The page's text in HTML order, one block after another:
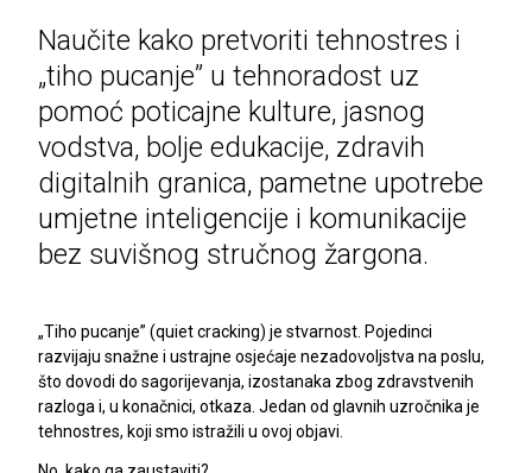
Naučite kako pretvoriti tehnostres i
„tiho pucanje” u tehnoradost uz
pomoć poticajne kulture, jasnog
vodstva, bolje edukacije, zdravih
digitalnih granica, pametne upotrebe
umjetne inteligencije i komunikacije
bez suvišnog stručnog žargona.
„Tiho pucanje” (quiet cracking) je stvarnost. Pojedinci
razvijaju snažne i ustrajne osjećaje nezadovoljstva na poslu,
što dovodi do sagorijevanja, izostanaka zbog zdravstvenih
razloga i, u konačnici, otkaza. Jedan od glavnih uzročnika je
tehnostres, koji smo istražili u ovoj objavi.